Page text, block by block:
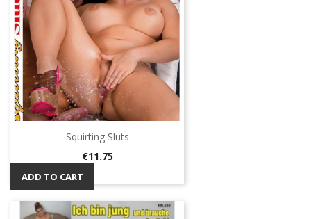
Squirting Sluts
Price
€11.75
ADD TO CART